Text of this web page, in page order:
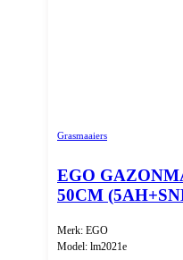
Grasmaaiers
EGO
50CM
Merk: EGO
Model: lm2021e